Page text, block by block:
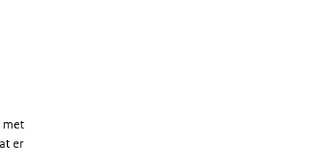
met
er